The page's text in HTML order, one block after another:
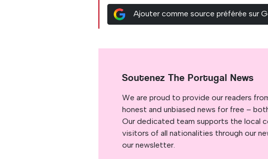
Ajouter comme source préférée sur
Soutenez The Portugal News
We are proud to provide our readers
honest and unbiased news for free –
Our dedicated team supports the local
visitors of all nationalities through our
our newsletter.